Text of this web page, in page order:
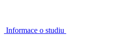
Informace o studiu